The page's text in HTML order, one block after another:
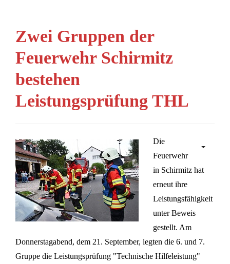
Zwei Gruppen der
Feuerwehr Schirmitz
bestehen
Leistungsprüfung THL
Die
Feuerwehr
in Schirmitz hat
erneut ihre
Leistungsfähigkeit
unter Beweis
gestellt. Am
Donnerstagabend, dem 21. September, legten die 6. und 7.
Gruppe die Leistungsprüfung "Technische Hilfeleistung"